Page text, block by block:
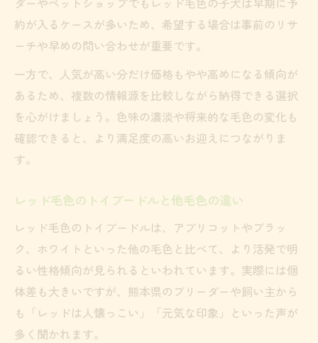
約が入るケースが多いため、希望する場合は事前のリサ
ーチや早めの問い合わせが重要です。
一方で、人気が高い分だけ価格もやや高めになる傾向が
あるため、複数の情報源を比較しながら納得できる選択
を心がけましょう。色味の濃淡や将来的な毛色の変化も
確認できると、より満足度の高いお迎えにつながりま
す。
レッド毛色のトイプードルと他毛色の違い
レッド毛色のトイプードルは、アプリコットやブラッ
ク、ホワイトといった他の毛色と比べて、より活発で明
るい性格傾向が見られるといわれています。実際には個
体差も大きいですが、熊本県のブリーダーや飼い主から
も「レッドは人懐っこい」「元気な印象」といった声が
多く聞かれます。